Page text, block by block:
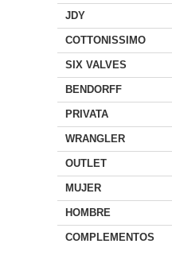
JDY
COTTONISSIMO
SIX VALVES
BENDORFF
PRIVATA
WRANGLER
OUTLET
MUJER
HOMBRE
COMPLEMENTOS